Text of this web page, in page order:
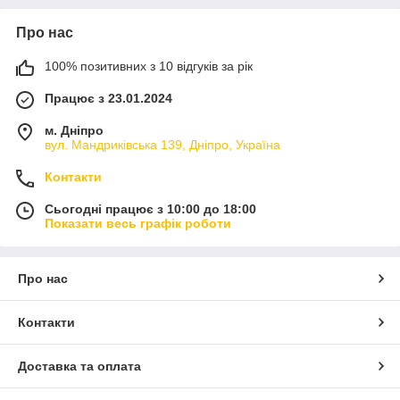
Про нас
100% позитивних з 10 відгуків за рік
Працює з 23.01.2024
м. Дніпро
вул. Мандриківська 139, Дніпро, Україна
Контакти
Сьогодні працює з 10:00 до 18:00
Показати весь графік роботи
Про нас
Контакти
Доставка та оплата